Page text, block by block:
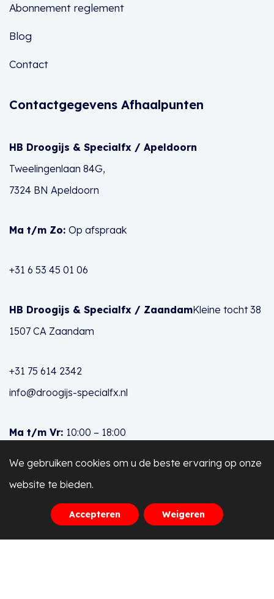
Abonnement reglement
Blog
Contact
Contactgegevens Afhaalpunten
HB Droogijs & Specialfx / Apeldoorn
Tweelingenlaan 84G,
7324 BN Apeldoorn
Ma t/m Zo: Op afspraak
+31 6 53 45 01 06
HB Droogijs & Specialfx / ZaandamKleine tocht 38
1507 CA Zaandam
+31 75 614 2342
info@droogijs-specialfx.nl
Ma t/m Vr: 10:00 – 18:00
Za & Zo:
We gebruiken cookies om u de beste ervaring op onze
website te bieden.
Accepteren Weigeren